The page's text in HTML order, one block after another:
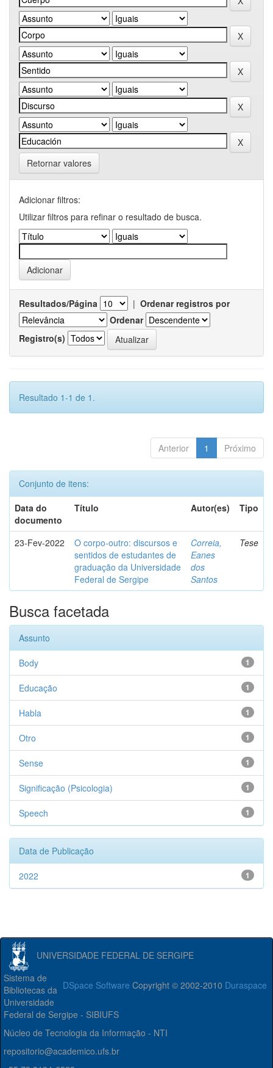
Retornar valores
Adicionar filtros:
Utilizar filtros para refinar o resultado de busca.
Resultados/Página | Ordenar registros por
Ordenar
Registro(s)
Resultado 1-1 de 1.
Anterior 1 Próximo
Conjunto de itens:
Data do
documento
Título Autor(es) Tipo
23-Fev-2022
O corpo-outro: discursos e
sentidos de estudantes de
graduação da Universidade
Federal de Sergipe
Correia,
Eanes
dos
Santos
Tese
Busca facetada
Assunto
1
Body
1
Educação
1
Habla
1
Otro
1
Sense
1
Significação (Psicologia)
1
Speech
Data de Publicação
1
2022
UNIVERSIDADE FEDERAL DE SERGIPE
DSpace Software Copyright © 2002-2010 Duraspace
Sistema de
Bibliotecas da
Universidade
Federal de Sergipe - SIBIUFS
Núcleo de Tecnologia da Informação - NTI
repositorio@academico.ufs.br